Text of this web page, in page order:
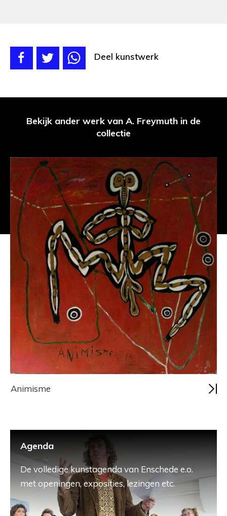
Deel kunstwerk
Bekijk ander werk van A. Freymuth in de
collectie
Animisme
Agenda
De volledige kunstagenda van Enschede e.o.
met openingen, exposities, lezingen etc.